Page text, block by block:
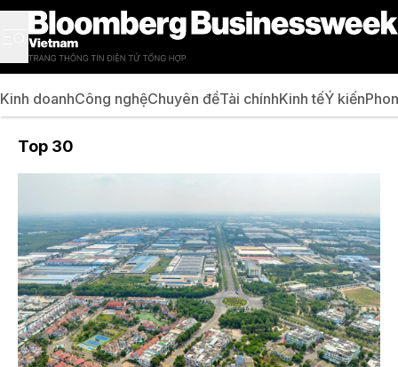
Kinh doanhCông nghệChuyên đềTài chínhKinh tếÝ kiến
Top 30